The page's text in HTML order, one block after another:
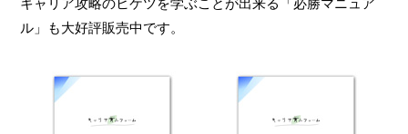
キャリア攻略のヒケツを学ぶことが出来る「必勝マニュア
ル」も大好評販売中です。